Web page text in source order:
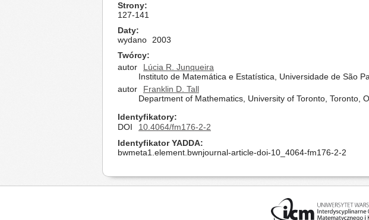
Strony
127-141
Daty
wydano
2003
Twórcy
autor
Lúcia R. Junqueira
Instituto de Matemática e Estatística, Universidade de São
autor
Franklin D. Tall
Department of Mathematics, University of Toronto, Toronto,
Identyfikatory
DOI
10.4064/fm176-2-2
Identyfikator YADDA
bwmeta1.element.bwnjournal-article-doi-10_4064-fm176-2-2